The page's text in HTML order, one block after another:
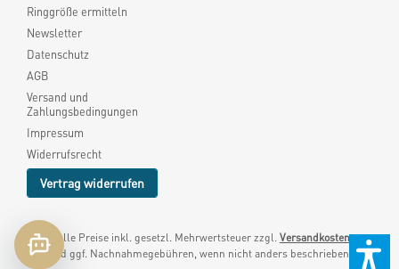
Ringgröße ermitteln
Newsletter
Datenschutz
AGB
Versand und
Zahlungsbedingungen
Impressum
Widerrufsrecht
Vertrag widerrufen
* Alle Preise inkl. gesetzl. Mehrwertsteuer zzgl. Versandkosten
und ggf. Nachnahmegebühren, wenn nicht anders beschrieben.